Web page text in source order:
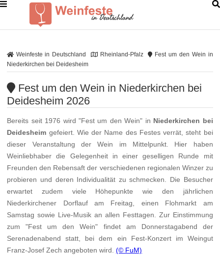
Weinfeste in Deutschland Rheinland-Pfalz
Fest um den Wein in
Niederkirchen bei Deidesheim
Fest um den Wein in Niederkirchen bei
Deidesheim 2026
Bereits seit 1976 wird "Fest um den Wein" in Niederkirchen bei
Deidesheim gefeiert. Wie der Name des Festes verrät, steht bei
dieser Veranstaltung der Wein im Mittelpunkt. Hier haben
Weinliebhaber die Gelegenheit in einer geselligen Runde mit
Freunden den Rebensaft der verschiedenen regionalen Winzer zu
probieren und deren Individualität zu schmecken. Die Besucher
erwartet zudem viele Höhepunkte wie den jährlichen
Niederkirchener Dorflauf am Freitag, einen Flohmarkt am
Samstag sowie Live-Musik an allen Festtagen. Zur Einstimmung
zum "Fest um den Wein" findet am Donnerstagabend der
Serenadenabend statt, bei dem ein Fest-Konzert im Weingut
Franz-Josef Zech angeboten wird.(© FuM)